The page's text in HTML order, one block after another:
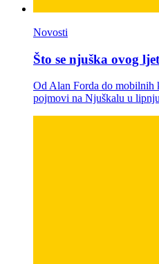
Novosti
Što se njuška ovog
Od Alan Forda do mobilnih
pojmovi na Njuškalu u